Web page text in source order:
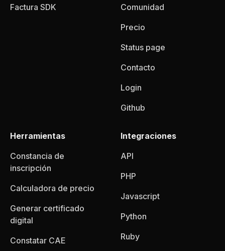
Factura SDK
Comunidad
Precio
Status page
Contacto
Login
Github
Herramientas
Constancia de
inscripción
Calculadora de precio
Generar certificado
digital
Constatar CAE
Integraciones
API
PHP
Javascript
Python
Ruby